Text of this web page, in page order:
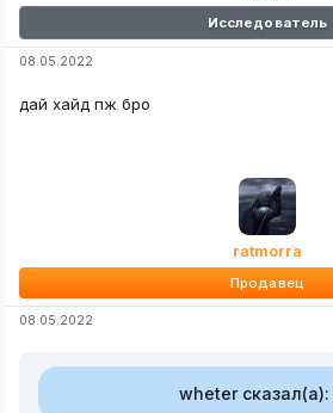
Исследователь
08.05.2022
дай хайд пж бро
ratmorra
Продавец
08.05.2022
wheter сказал(а):